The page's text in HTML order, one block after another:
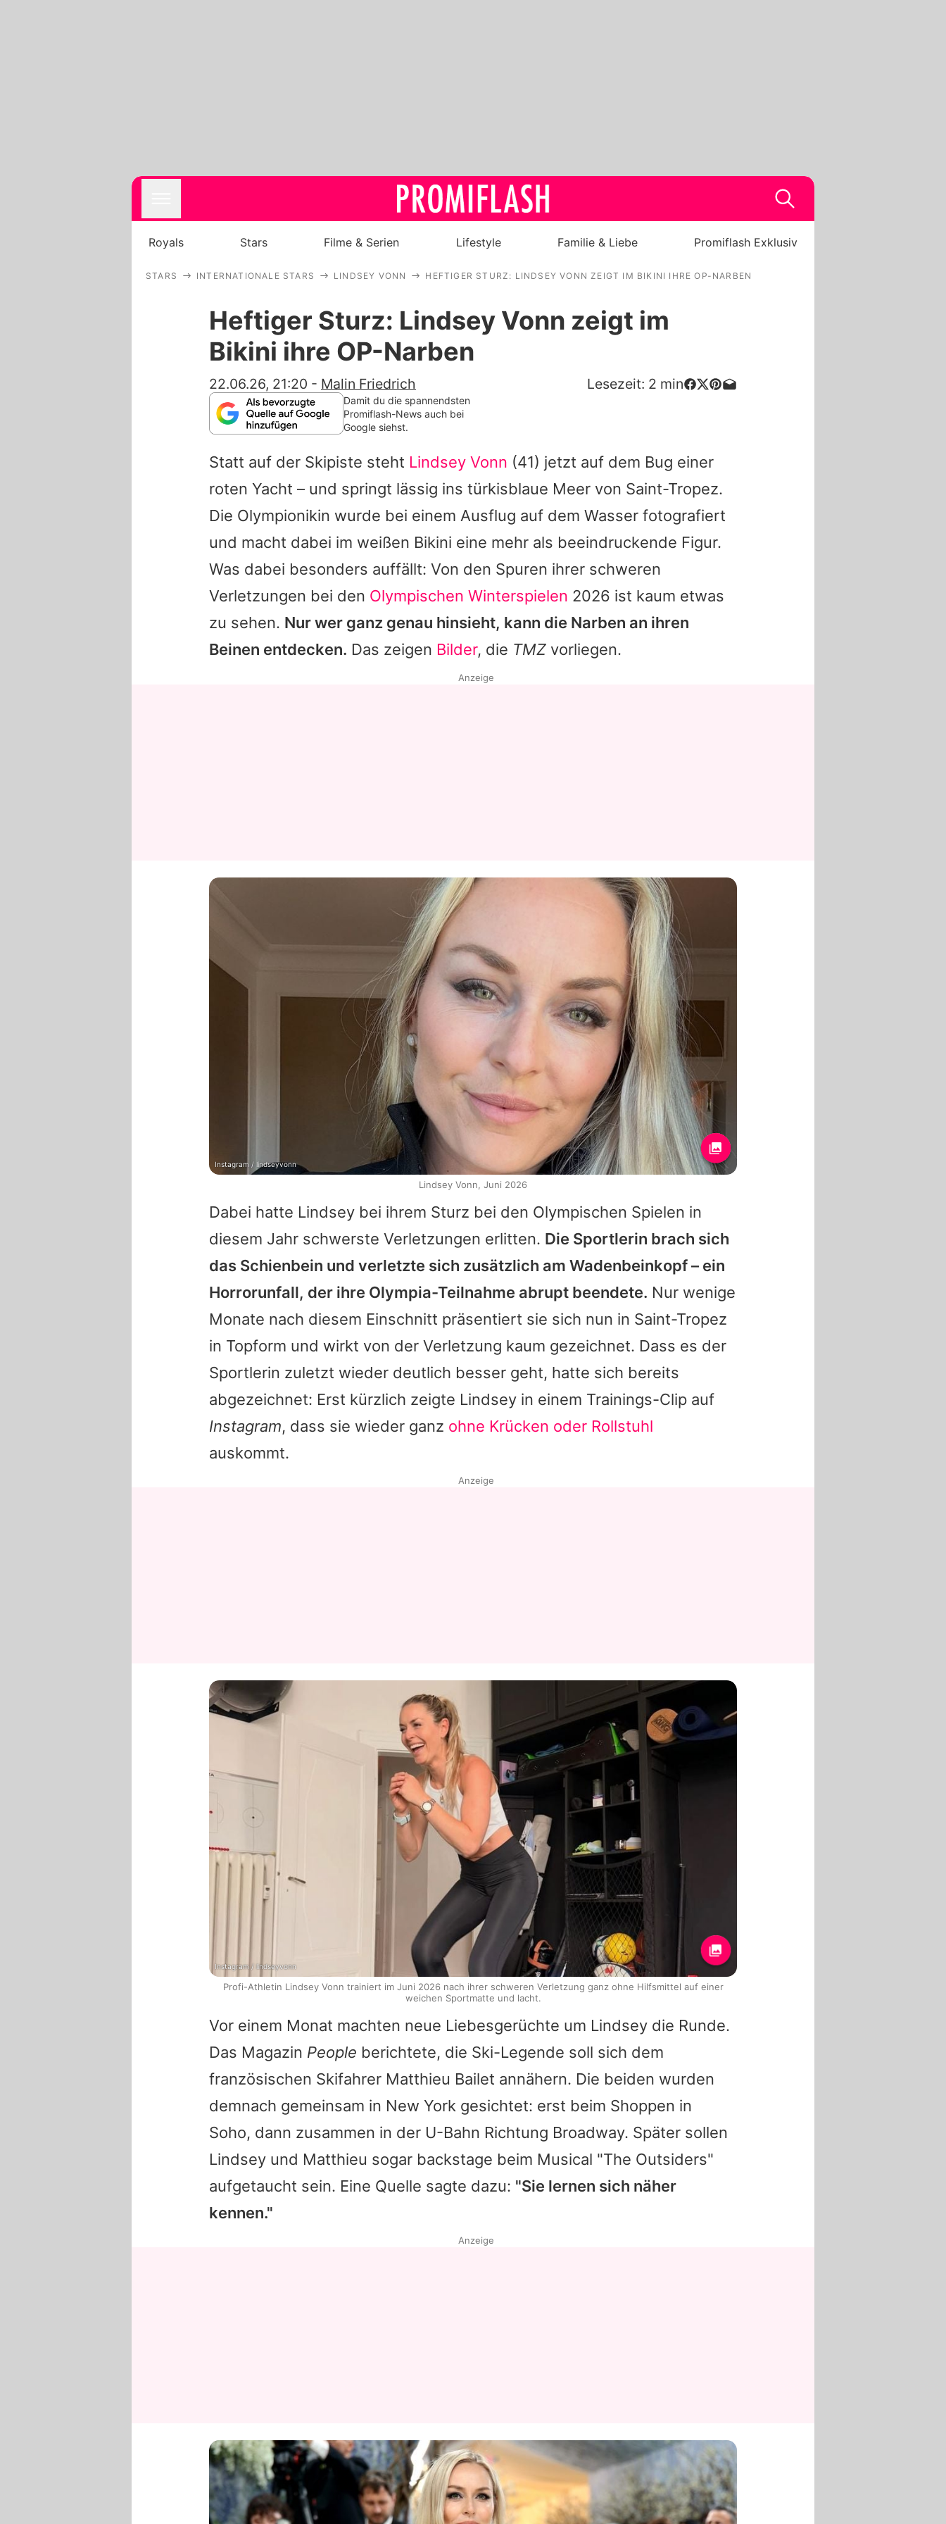
Royals
Filme & Serien
Familie & Liebe
Alle Themen auf Promiflash
App runterladen
Team
Redaktionelle Richtlinien
Impressum
Datenschutzerklärung
Nutzungsbedingungen
Royals Stars Filme & Serien Lifestyle Familie & Liebe Promiflash Exklusiv
STARS INTERNATIONALE STARS LINDSEY VONN HEFTIGER STURZ: LINDSEY VONN ZEIGT IM BIKINI IHRE OP-NARBEN
Heftiger Sturz: Lindsey Vonn zeigt im
Bikini ihre OP-Narben
22.06.26, 21:20 - Malin Friedrich Lesezeit: 2 min
Damit du die spannendsten
Promiflash-News auch bei
Google siehst.
Statt auf der Skipiste steht Lindsey Vonn (41) jetzt auf dem Bug einer
roten Yacht – und springt lässig ins türkisblaue Meer von Saint-Tropez.
Die Olympionikin wurde bei einem Ausflug auf dem Wasser fotografiert
und macht dabei im weißen Bikini eine mehr als beeindruckende Figur.
Was dabei besonders auffällt: Von den Spuren ihrer schweren
Verletzungen bei den Olympischen Winterspielen 2026 ist kaum etwas
zu sehen. Nur wer ganz genau hinsieht, kann die Narben an ihren
Beinen entdecken. Das zeigen Bilder, die TMZ vorliegen.
Dabei hatte Lindsey bei ihrem Sturz bei den Olympischen Spielen in
diesem Jahr schwerste Verletzungen erlitten. Die Sportlerin brach sich
das Schienbein und verletzte sich zusätzlich am Wadenbeinkopf – ein
Horrorunfall, der ihre Olympia-Teilnahme abrupt beendete. Nur wenige
Monate nach diesem Einschnitt präsentiert sie sich nun in Saint-Tropez
in Topform und wirkt von der Verletzung kaum gezeichnet. Dass es der
Sportlerin zuletzt wieder deutlich besser geht, hatte sich bereits
abgezeichnet: Erst kürzlich zeigte Lindsey in einem Trainings-Clip auf
Instagram, dass sie wieder ganz ohne Krücken oder Rollstuhl
auskommt.
Vor einem Monat machten neue Liebesgerüchte um Lindsey die Runde.
Das Magazin People berichtete, die Ski-Legende soll sich dem
französischen Skifahrer Matthieu Bailet annähern. Die beiden wurden
demnach gemeinsam in New York gesichtet: erst beim Shoppen in
Soho, dann zusammen in der U-Bahn Richtung Broadway. Später sollen
Lindsey und Matthieu sogar backstage beim Musical "The Outsiders"
aufgetaucht sein. Eine Quelle sagte dazu: "Sie lernen sich näher
kennen."
Anzeige
Instagram / lindseyvonn
Lindsey Vonn, Juni 2026
Anzeige
Instagram / lindseyvonn
Profi-Athletin Lindsey Vonn trainiert im Juni 2026 nach ihrer schweren Verletzung ganz ohne Hilfsmittel auf einer
weichen Sportmatte und lacht.
Anzeige